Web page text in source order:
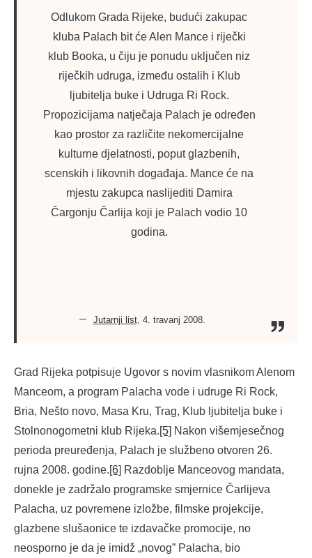
Odlukom Grada Rijeke, budući zakupac
kluba Palach bit će Alen Mance i riječki
klub Booka, u čiju je ponudu uključen niz
riječkih udruga, između ostalih i Klub
ljubitelja buke i Udruga Ri Rock.
Propozicijama natječaja Palach je određen
kao prostor za različite nekomercijalne
kulturne djelatnosti, poput glazbenih,
scenskih i likovnih događaja. Mance će na
mjestu zakupca naslijediti Damira
Čargonju Čarlija koji je Palach vodio 10
godina.
Jutarnji list, 4. travanj 2008.
Grad Rijeka potpisuje Ugovor s novim vlasnikom Alenom
Manceom, a program Palacha vode i udruge Ri Rock,
Bria, Nešto novo, Masa Kru, Trag, Klub ljubitelja buke i
Stolnonogometni klub Rijeka.[5] Nakon višemjesečnog
perioda preuređenja, Palach je službeno otvoren 26.
rujna 2008. godine.[6] Razdoblje Manceovog mandata,
donekle je zadržalo programske smjernice Čarlijeva
Palacha, uz povremene izložbe, filmske projekcije,
glazbene slušaonice te izdavačke promocije, no
neosporno je da je imidž „novog” Palacha, bio